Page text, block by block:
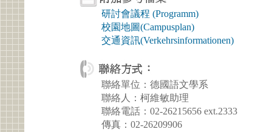
研討會議程 (Programm)
校園地圖(Campusplan)
交通資訊(Verkehrsinformationen)
聯絡單位：德國語文學系
聯絡人：柯維敏助理
聯絡電話：02-26215656 ext.2333
傳真：02-26209906